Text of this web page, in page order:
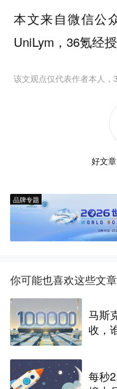
本文来自微信公
UniLym，36氪经授
该文观点仅代表作者本人，
好文
品牌专题
你可能也喜欢这些文章
马斯
收，
每秒